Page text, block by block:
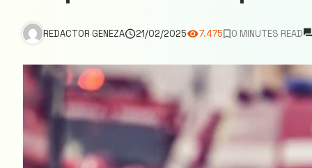
REDACTOR GENEZA 21/02/2025 7.475 0 MINUTES READ